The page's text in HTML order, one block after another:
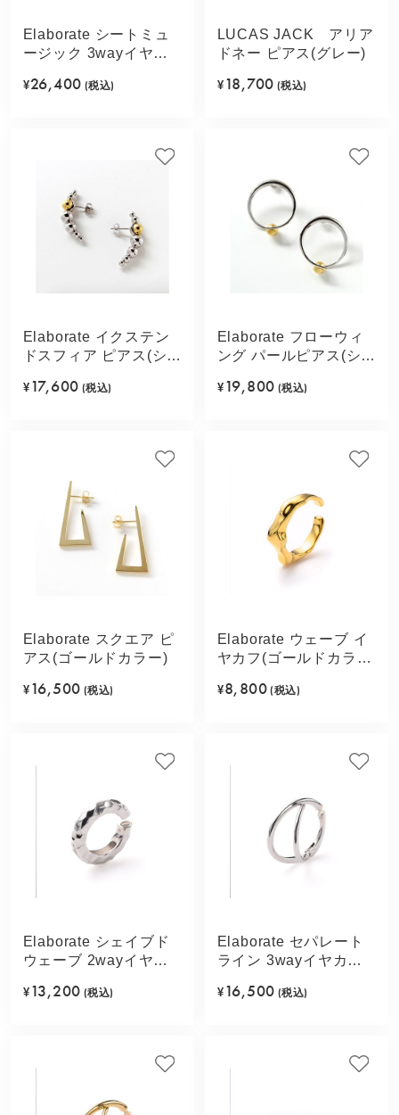
Elaborate シートミュ
ージック 3wayイヤカ
¥26,400 (税込)
LUCAS JACK アリア
ドネー ピアス(グレー)
¥ 18,700 (税込)
Elaborate イクステン
ドスフィア ピアス(シル
¥ 17,600 (税込)
Elaborate フローウィ
ング パールピアス(シル
¥ 19,800 (税込)
Elaborate スクエア ピ
アス(ゴールドカラー)
¥ 16,500 (税込)
Elaborate ウェーブ イ
ヤカフ(ゴールドカラ
¥8,800 (税込)
Elaborate シェイブド
ウェーブ 2wayイヤカ
¥ 13,200 (税込)
Elaborate セパレート
ライン 3wayイヤカフ
¥ 16,500 (税込)